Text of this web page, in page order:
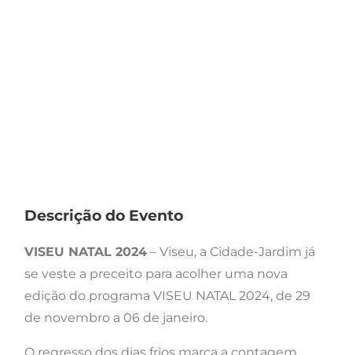
Descrição do Evento
VISEU NATAL 2024 – Viseu, a Cidade-Jardim já
se veste a preceito para acolher uma nova
edição do programa VISEU NATAL 2024, de 29
de novembro a 06 de janeiro.